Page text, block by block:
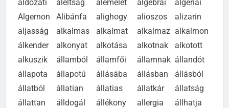
áldozati
aléltság alemelet algebrai
algériai
Algernon
Alibánfa alighogy alioszos
alizarin
aljasság
alkalmas alkalmat alkalmaz alkalmon
álkender
alkonyat alkotása alkotnak
alkotott
alkuszik
államból államfői államnak állandót
állapota
állapotú állásába állásban
állásból
állatból
állatian állatias állatkár
állatság
állattan
álldogál állékony allergia
állhatja